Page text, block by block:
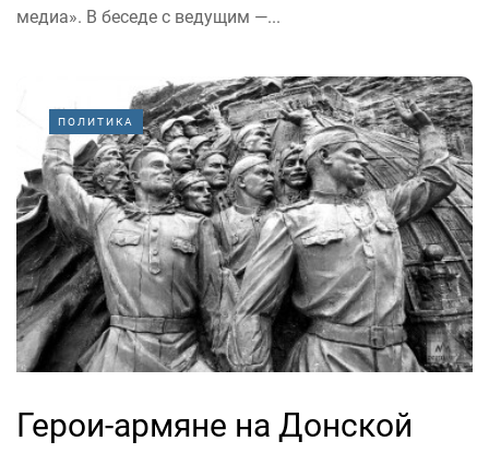
медиа». В беседе с ведущим —...
ПОЛИТИКА
Герои-армяне на Донской